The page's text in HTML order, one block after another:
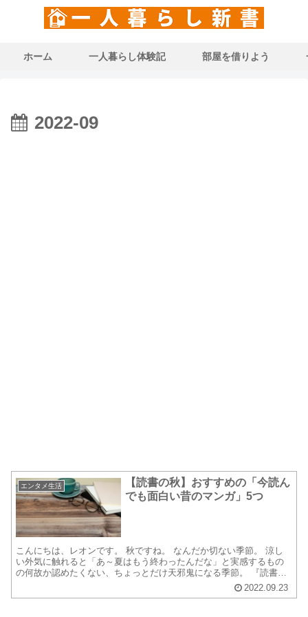
ホーム 一人暮らし体験記 部屋を借りよう
2022-09
エンタメ生活
【読書の秋】おすすめの「今読ん
でも面白い昔のマンガ」5つ
こんにちは、レオンです。 秋ですね。 なんだか切ない季節。 涼し
い外気に触れると「あ～夏はもう終わったんだな」と実感するもの
の何故か認めたくない、ちょっとだけ天邪鬼になる季節。 『読書の
秋』って、いつから言われるようになったんでしょうね。 ...2022.09.23